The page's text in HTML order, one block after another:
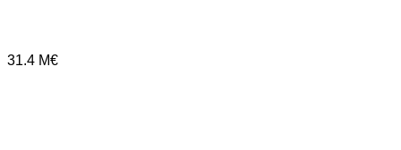
31.4 M€